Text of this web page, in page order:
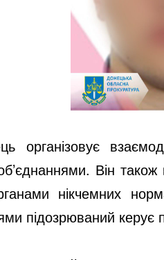
організовує
Він
нікчемних
підозрюваний керує